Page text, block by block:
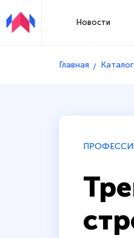
Новости
Главная Каталог